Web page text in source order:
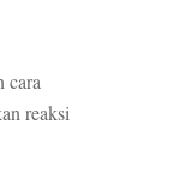
cara
reaksi